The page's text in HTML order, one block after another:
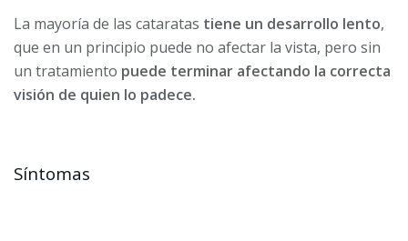
La mayoría de las cataratas tiene un desarrollo lento,
que en un principio puede no afectar la vista, pero sin
un tratamiento puede terminar afectando la correcta
visión de quien lo padece.
Síntomas